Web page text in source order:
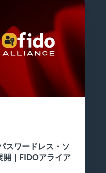
スワードレス・ソ
開｜FIDOアライア